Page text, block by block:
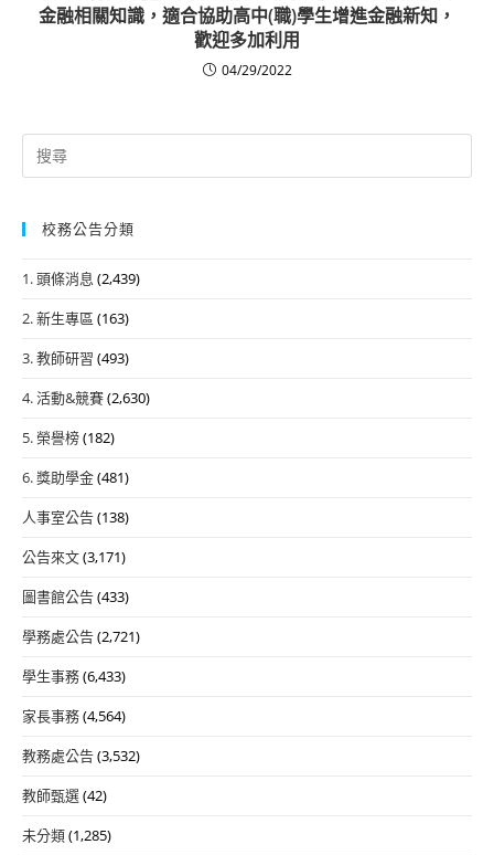
金融相關知識，適合協助高中(職)學生增進金融新知，
歡迎多加利用
04/29/2022
Search
for:
校務公告分類
1. 頭條消息 (2,439)
2. 新生專區 (163)
3. 教師研習 (493)
4. 活動&競賽(2,630)
5. 榮譽榜(182)
6. 獎助學金(481)
人事室公告(138)
公告來文(3,171)
圖書館公告(433)
學務處公告(2,721)
學生事務(6,433)
家長事務(4,564)
教務處公告(3,532)
教師甄選(42)
未分類(1,285)